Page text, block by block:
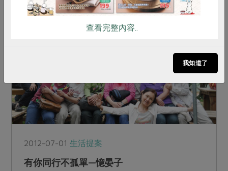
2012-07-01生活提案
有你同行不孤單—憶晏子
查看完整內容..
我知道了